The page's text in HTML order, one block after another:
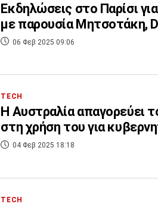
Εκδηλώσεις στο Παρίσι
με παρουσία Μητσοτάκη,
06 Φεβ 2025 09:06
TECH
Η Αυστραλία απαγορεύει
στη χρήση του για
04 Φεβ 2025 18:18
TECH